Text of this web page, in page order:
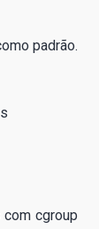
padrão.
cgroup